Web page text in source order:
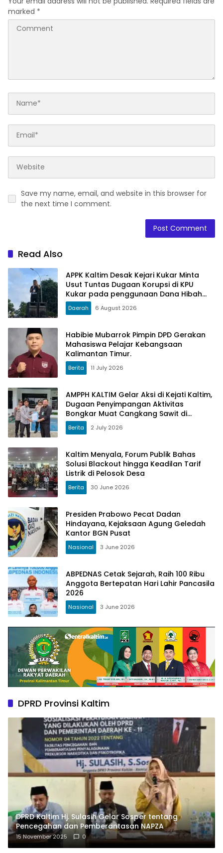
marked *
Save my name, email, and website in this browser for
the next time I comment.
Read Also
APPK Kaltim Desak Kejari Kukar Minta
Usut Tuntas Dugaan Korupsi di KPU
Kukar pada penggunaan Dana Hibah
PSU Kukar Tahun 2025
Daerah 6 August 2026
Habibie Mubarrok Pimpin DPD Gerakan
Mahasiswa Pelajar Kebangsaan
Kalimantan Timur.
Berita 11 July 2026
AMPPH KALTIM Gelar Aksi di Kejati Kaltim,
Dugaan Penyimpangan Aktivitas
Bongkar Muat Cangkang Sawit di
Logpond Tubaan
Berita 2 July 2026
Kaltim Menyala, Forum Publik Bahas
Solusi Blackout hingga Keadilan Tarif
Listrik di Pelosok Desa
Berita 30 June 2026
Presiden Prabowo Pecat Dadan
Hindayana, Kejaksaan Agung Geledah
Kantor BGN Pusat
Nasional 3 June 2026
ABPEDNAS Cetak Sejarah, Raih 100 Ribu
Anggota Bertepatan Hari Lahir Pancasila
2026
Nasional 3 June 2026
DPRD Provinsi Kaltim
DPRD Kaltim Hj. Sulasih Gelar Sosper tentang
Pencegahan dan Pemberantasan NAPZA
15 November 2025 0